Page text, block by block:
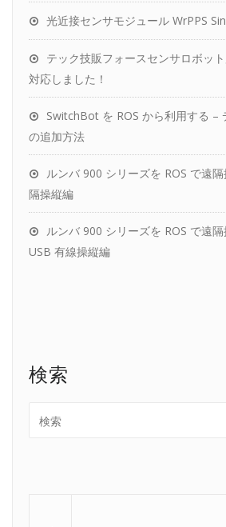
光近接センサモジュール WrPPS
テック技販フォースセンサロボッ
対応しました！
SwitchBot を ROS から利用する –
の追加方法
ルンバ 900 シリーズを ROS で遠
隔操縦編
ルンバ 900 シリーズを ROS で遠
USB 有線操縦編
検索